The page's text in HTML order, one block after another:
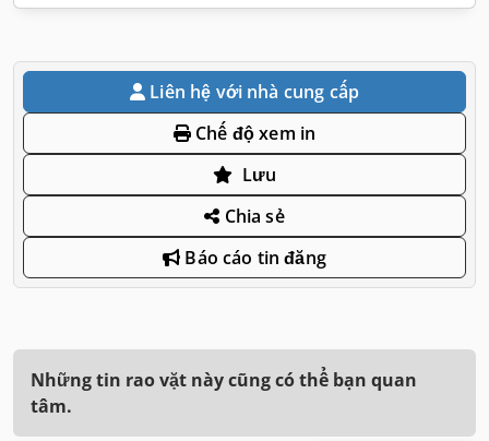
Liên hệ với nhà cung cấp
Chế độ xem in
Lưu
Chia sẻ
Báo cáo tin đăng
Những tin rao vặt này cũng có thể bạn quan
tâm.